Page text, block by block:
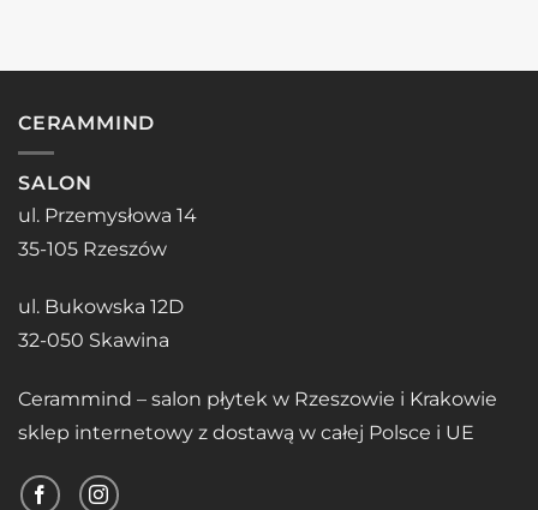
CERAMMIND
SALON
ul. Przemysłowa 14
35-105 Rzeszów
ul. Bukowska 12D
32-050 Skawina
Cerammind – salon płytek w Rzeszowie i Krakowie
sklep internetowy z dostawą w całej Polsce i UE